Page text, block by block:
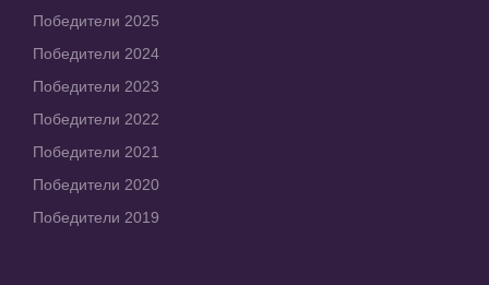
Победители 2025
Победители 2024
Победители 2023
Победители 2022
Победители 2021
Победители 2020
Победители 2019